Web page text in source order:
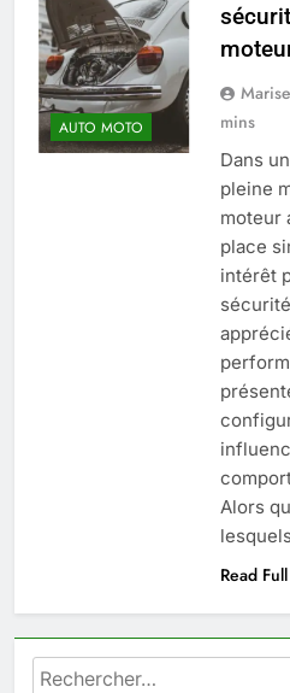
AUTO MOTO
Marise
mins
Dans
pleine
moteur
place
intérêt
Alors
Read
Rechercher :
5
tout ce
SANTÉ
Les
peau
Ordinary
BIEN ÊTRE
sérieux
BIEN ÊTRE